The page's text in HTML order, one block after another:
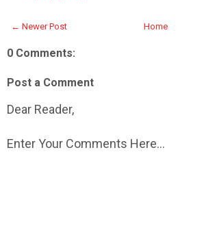
← Newer Post Home
0 Comments:
Post a Comment
Dear Reader,
Enter Your Comments Here...